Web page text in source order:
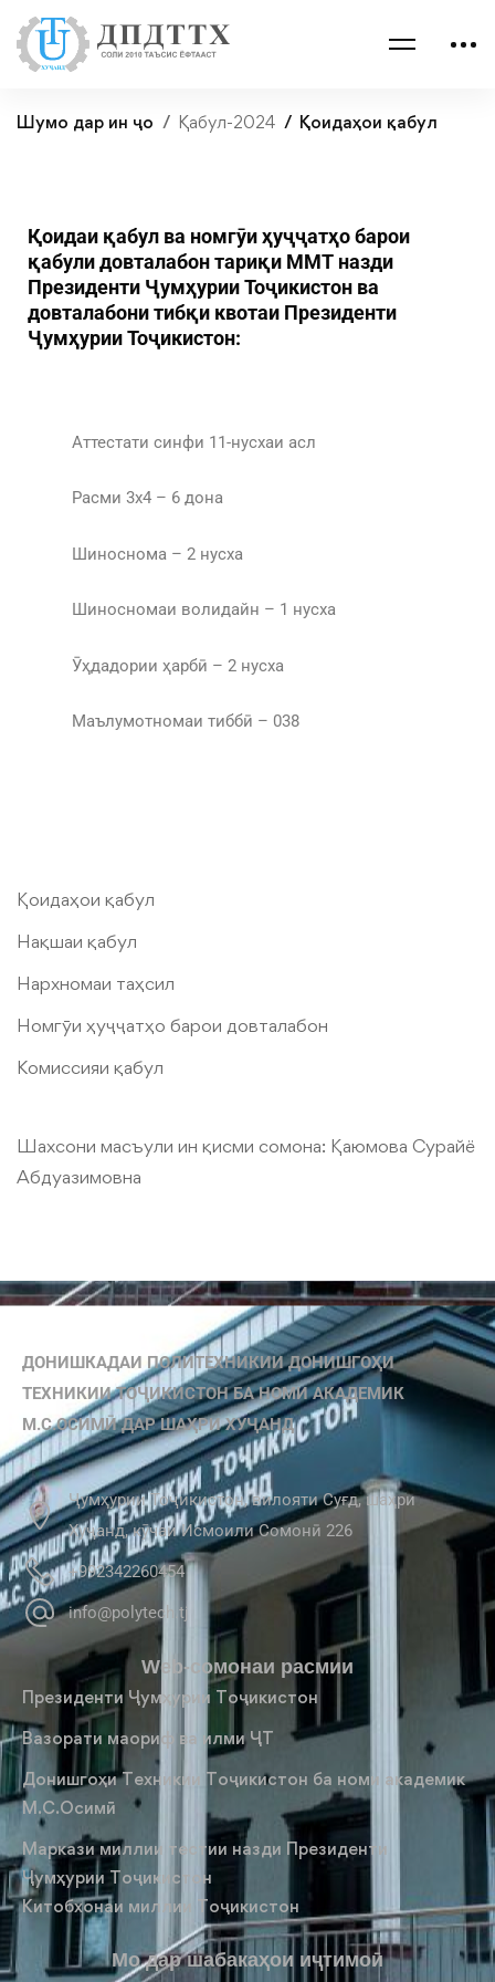
Шумо дар ин ҷо Қабул-2024 Қоидаҳои қабул
Қоидаи қабул ва номгӯи ҳуҷҷатҳо барои
қабули довталабон тариқи ММТ назди
Президенти Ҷумҳурии Тоҷикистон ва
довталабони тибқи квотаи Президенти
Ҷумҳурии Тоҷикистон:
Аттестати синфи 11-нусхаи асл
Расми 3х4 – 6 дона
Шиноснома – 2 нусха
Шиносномаи волидайн – 1 нусха
Ӯҳдадории ҳарбӣ – 2 нусха
Маълумотномаи тиббӣ – 038
Қоидаҳои қабул
Нақшаи қабул
Нархномаи таҳсил
Номгӯи ҳуҷҷатҳо барои довталабон
Комиссияи қабул
Шахсони масъули ин қисми сомона: Қаюмова Сурайё
Абдуазимовна
ДОНИШКАДАИ ПОЛИТЕХНИКИИ ДОНИШГОҲИ
ТЕХНИКИИ ТОҶИКИСТОН БА НОМИ АКАДЕМИК
М.С.ОСИМӢ ДАР ШАҲРИ ХУҶАНД
Ҷумҳурии Тоҷикистон, вилояти Суғд, шаҳри
Хуҷанд, кӯчаи Исмоили Сомонӣ 226
+992342260454
info@polytech.tj
Web-сомонаи расмии
Президенти Ҷумҳурии Тоҷикистон
Вазорати маориф ва илми ҶТ
Донишгоҳи Техникии Тоҷикистон ба номи академик
М.С.Осимӣ
Маркази миллии тестии назди Президенти
Ҷумҳурии Тоҷикистон
Китобхонаи миллии Тоҷикистон
Мо дар шабакаҳои иҷтимоӣ